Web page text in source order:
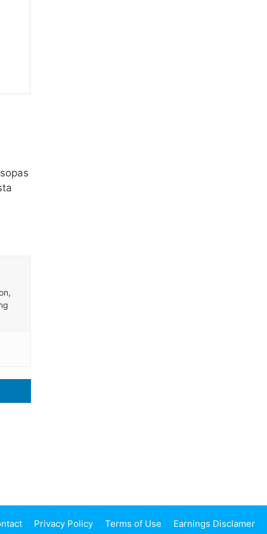
Privacy Policy Terms of Use Earnings Disclamer